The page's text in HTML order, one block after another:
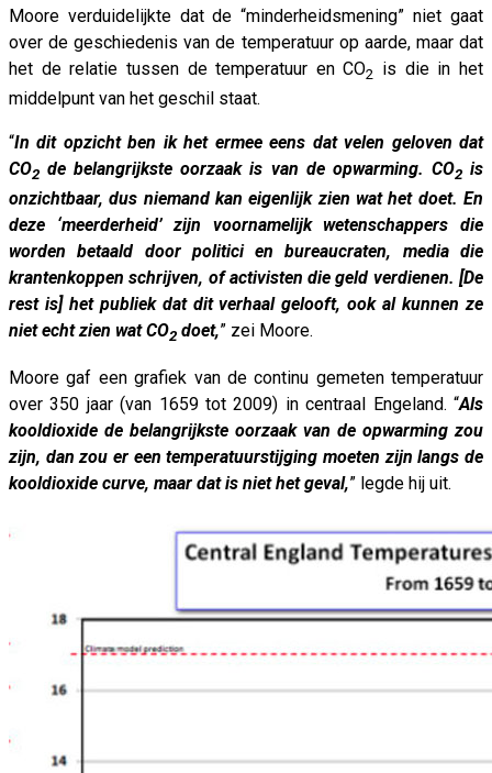
Moore verduidelijkte dat de “minderheidsmening” niet gaat
over de geschiedenis van de temperatuur op aarde, maar dat
het de relatie tussen de temperatuur en CO2
is die in het
middelpunt van het geschil staat.
“In dit opzicht ben ik het ermee eens dat velen geloven dat
CO2 de belangrijkste oorzaak is van de opwarming. CO2is
onzichtbaar, dus niemand kan eigenlijk zien wat het doet. En
deze ‘meerderheid’ zijn voornamelijk wetenschappers die
worden betaald door politici en bureaucraten, media die
krantenkoppen schrijven, of activisten die geld verdienen. [De
rest is] het publiek dat dit verhaal gelooft, ook al kunnen ze
niet echt zien wat CO2 doet,” zei Moore.
Moore gaf een grafiek van de continu gemeten temperatuur
over 350 jaar (van 1659 tot 2009) in centraal Engeland. “Als
kooldioxide de belangrijkste oorzaak van de opwarming zou
zijn, dan zou er een temperatuurstijging moeten zijn langs de
kooldioxide curve, maar dat is niet het geval,” legde hij uit.